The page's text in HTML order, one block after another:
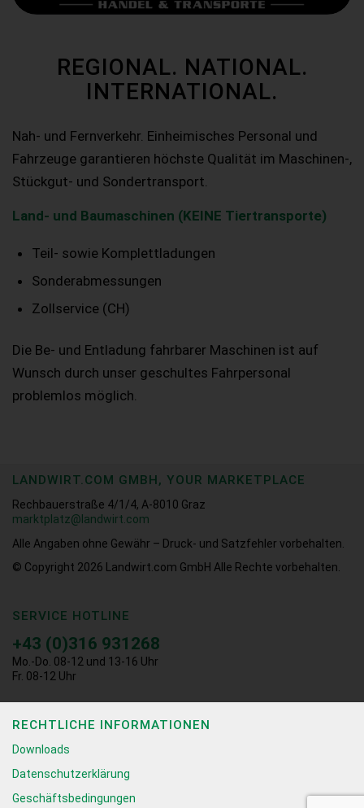
REGIONAL. NATIONAL.
INTERNATIONAL.
Nah- und Fernverkehr. Einheimisches Personal und
Fahrzeuge garantieren höchste Qualität im Maschinen-,
Stückgut- und Sondertransport.
Land- und Baumaschinen (KEINE Tiertransporte)
Teil- sowie Komplettladungen
Sonderabmessungen
Zollservice (CH)
Die Be- und Entladung fahrbarer Maschinen ist auf
Wunsch durch unser geschultes Fahrpersonal
problemlos möglich.
LANDWIRT.COM GMBH, YOUR MARKETPLACE
Rechbauerstraße 4/1/4, A-8010 Graz
marktplatz@landwirt.com
Alle Angaben ohne Gewähr – Druck- und Satzfehler vorbehalten.
© Copyright 2026 Landwirt.com GmbH Alle Rechte vorbehalten.
SERVICE HOTLINE
+43 (0)316 931268
Mo.-Do. 08-12 und 13-16 Uhr
Fr. 08-12 Uhr
RECHTLICHE INFORMATIONEN
Downloads
Datenschutzerklärung
Geschäftsbedingungen